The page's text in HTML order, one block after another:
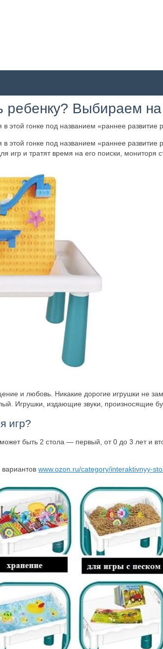
ребенку? Выбираем
этой гонке под названием «раннее
этой гонке под названием «раннее
игр и тратят время на его поиски,
и любовь. Никакие дорогие игрушки не
Игрушки, издающие звуки, произносящие
игр?
быть 2 стола — первый, от 0 до 3 лет и
www.ozon.ru/category/interaktivnyy-